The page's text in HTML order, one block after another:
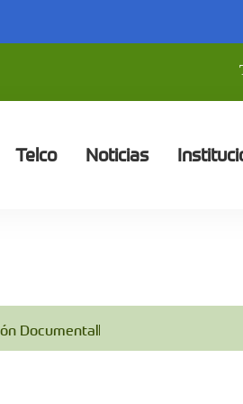
Telco Noticias
Documental